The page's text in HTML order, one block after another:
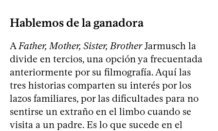
Hablemos de la ganadora
A Father, Mother, Sister, BrotherJarmusch la
divide en tercios, una opción ya frecuentada
anteriormente por su filmografía. Aquí las
tres historias comparten su interés por los
lazos familiares, por las dificultades para no
sentirse un extraño en el limbo cuando se
visita a un padre. Es lo que sucede en el